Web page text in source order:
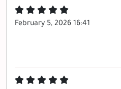
February 5, 2026 16:41